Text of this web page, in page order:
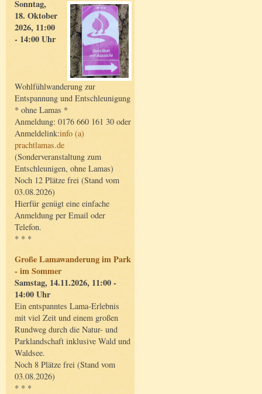
Sonntag,
18. Oktober
2026, 11:00
- 14:00 Uhr
Wohlfühlwanderung zur
Entspannung und Entschleunigung
* ohne Lamas *
Anmeldung: 0176 660 161 30 oder
Anmeldelink:info (a)
prachtlamas.de
(Sonderveranstaltung zum
Entschleunigen, ohne Lamas)
Noch 12 Plätze frei (Stand vom
03.08.2026)
Hierfür genügt eine einfache
Anmeldung per Email oder
Telefon.
* * *
Große Lamawanderung im Park
- im Sommer
Samstag, 14.11.2026, 11:00 -
14:00 Uhr
Ein entspanntes Lama-Erlebnis
mit viel Zeit und einem großen
Rundweg durch die Natur- und
Parklandschaft inklusive Wald und
Waldsee.
Noch 8 Plätze frei (Stand vom
03.08.2026)
* * *